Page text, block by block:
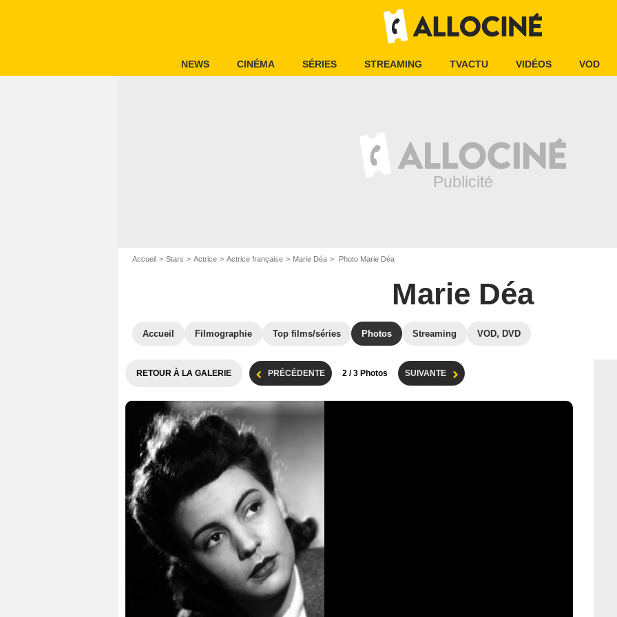
NEWS CINÉMA SÉRIES STREAMING TVACTU VIDÉOS VOD
Accueil Stars Actrice Actrice française Marie Déa Photo Marie Déa
Marie Déa
Accueil Filmographie Top films/séries Photos Streaming VOD, DVD
RETOUR À LA GALERIE PRÉCÉDENTE 2 / 3 Photos SUIVANTE